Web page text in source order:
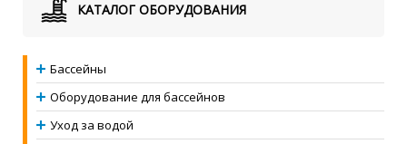
КАТАЛОГ ОБОРУДОВАНИЯ
Бассейны
Оборудование для бассейнов
Уход за водой